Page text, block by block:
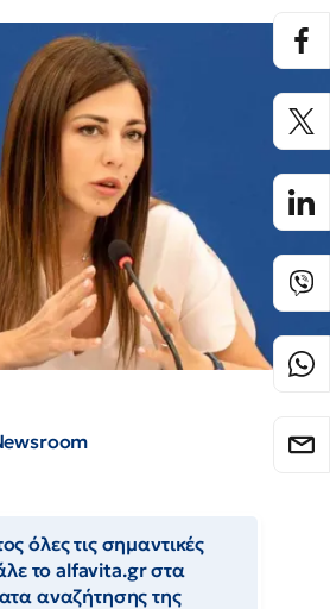
όλες τις σημαντικές
το alfavita.gr στα
αναζήτησης της